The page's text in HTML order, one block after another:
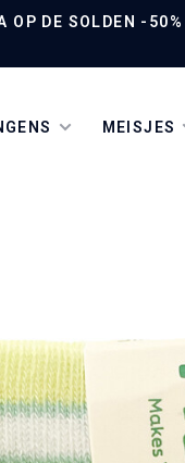
OP DE SOLDEN -
MEISJES